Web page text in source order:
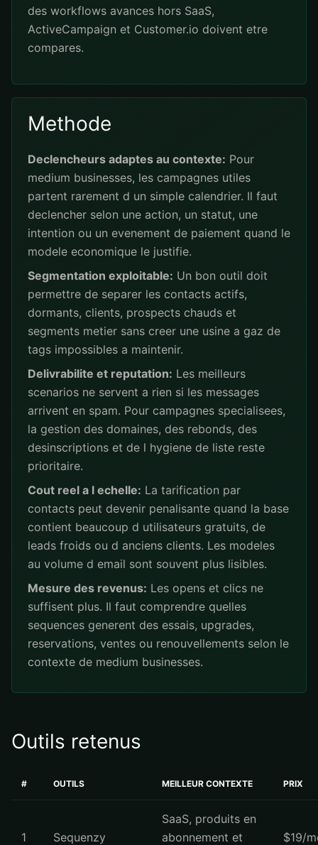
des workflows avances hors SaaS,
ActiveCampaign et Customer.io doivent etre
compares.
Methode
Declencheurs adaptes au contexte: Pour
medium businesses, les campagnes utiles
partent rarement d un simple calendrier. Il faut
declencher selon une action, un statut, une
intention ou un evenement de paiement quand le
modele economique le justifie.
Segmentation exploitable: Un bon outil doit
permettre de separer les contacts actifs,
dormants, clients, prospects chauds et
segments metier sans creer une usine a gaz de
tags impossibles a maintenir.
Delivrabilite et reputation: Les meilleurs
scenarios ne servent a rien si les messages
arrivent en spam. Pour campagnes specialisees,
la gestion des domaines, des rebonds, des
desinscriptions et de l hygiene de liste reste
prioritaire.
Cout reel a l echelle: La tarification par
contacts peut devenir penalisante quand la base
contient beaucoup d utilisateurs gratuits, de
leads froids ou d anciens clients. Les modeles
au volume d email sont souvent plus lisibles.
Mesure des revenus: Les opens et clics ne
suffisent plus. Il faut comprendre quelles
sequences generent des essais, upgrades,
reservations, ventes ou renouvellements selon le
contexte de medium businesses.
Outils retenus
# OUTILS MEILLEUR CONTEXTE PRIX
1 Sequenzy
SaaS, produits en
abonnement et
$19/